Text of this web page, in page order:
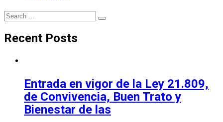
Search
Search
Recent Posts
Entrada en vigor de la Ley 21.809,
de Convivencia, Buen Trato y
Bienestar de las